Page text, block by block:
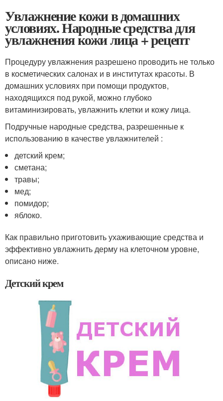
Увлажнение кожи в домашних
условиях. Народные средства для
увлажнения кожи лица + рецепт
Процедуру увлажнения разрешено проводить не только
в косметических салонах и в институтах красоты. В
домашних условиях при помощи продуктов,
находящихся под рукой, можно глубоко
витаминизировать, увлажнить клетки и кожу лица.
Подручные народные средства, разрешенные к
использованию в качестве увлажнителей :
детский крем;
сметана;
травы;
мед;
помидор;
яблоко.
Как правильно приготовить ухаживающие средства и
эффективно увлажнить дерму на клеточном уровне,
описано ниже.
Детский крем